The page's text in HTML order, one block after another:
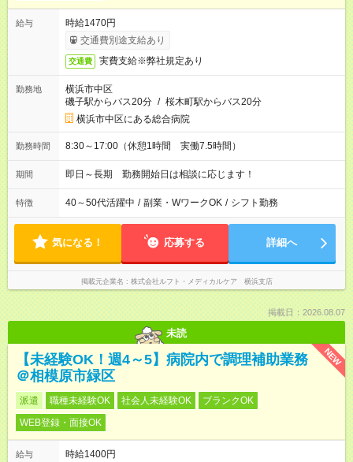
給与
時給1470円
交通費別途支給あり
交通費 実費支給※弊社規定あり
勤務地
横浜市中区
磯子駅からバス20分 / 桜木町駅からバス20分
横浜市中区にある総合病院
勤務時間 8:30～17:00（休憩1時間 実働7.5時間）
期間 即日～長期 勤務開始日は相談に応じます！
特徴 40～50代活躍中 / 副業・WワークOK / シフト勤務
気になる！ 応募する 詳細へ
掲載元企業名 株式会社ルフト・メディカルケア 横浜支店
掲載日：2026.08.07
未読
NEW
【未経験OK！週4～5】病院内で調理補助業務
＠相模原市緑区
派遣 職種未経験OK 社会人未経験OK
ブランクOK
WEB登録・面接OK
給与
時給1400円